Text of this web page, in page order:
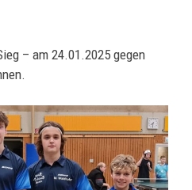
– am 24.01.2025 gegen